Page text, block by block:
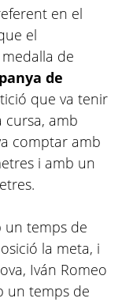
en el
el
de
de
que va tenir
cursa, amb
comptar amb
i amb un
un temps de
la meta, i
Iván Romeo
un temps de